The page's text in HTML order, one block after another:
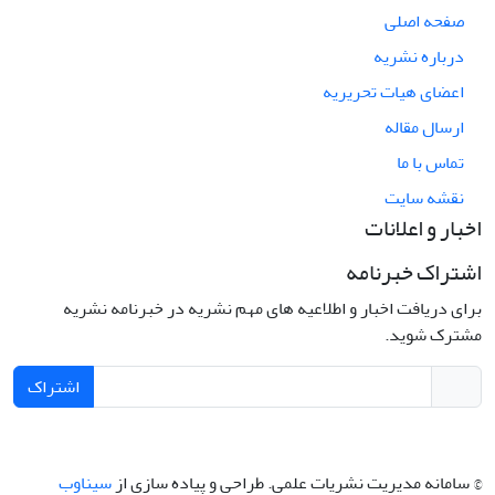
صفحه اصلی
درباره نشریه
اعضای هیات تحریریه
ارسال مقاله
تماس با ما
نقشه سایت
اخبار و اعلانات
اشتراک خبرنامه
برای دریافت اخبار و اطلاعیه های مهم نشریه در خبرنامه نشریه
مشترک شوید.
اشتراک
© سامانه مدیریت نشریات علمی.طراحی و پیاده سازی ازسیناوب